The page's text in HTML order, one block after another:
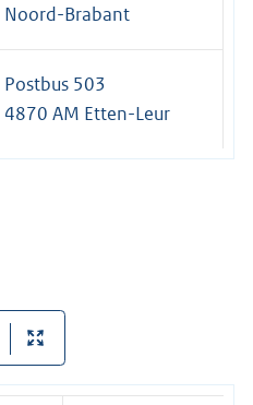
Noord-Brabant
Postbus 503
4870 AM Etten-Leur